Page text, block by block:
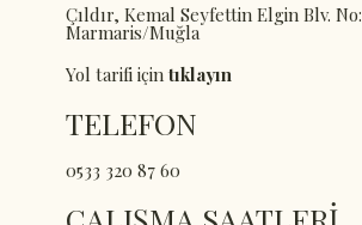
Çıldır, Kemal Seyfettin Elgin Blv.
Marmaris/Muğla
Yol tarifi için tıklayın
TELEFON
0533 320 87 60